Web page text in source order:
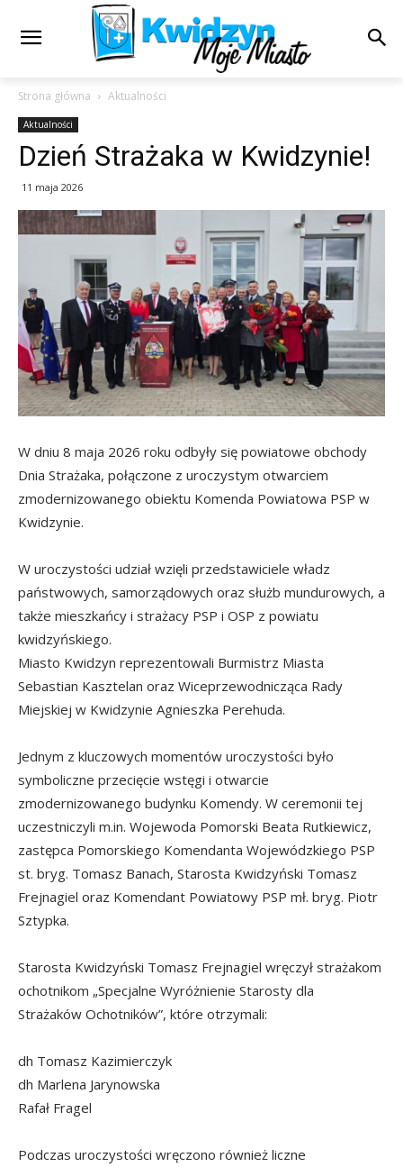
Strona główna Aktualności
Aktualności
Dzień Strażaka w Kwidzynie!
11 maja 2026
W dniu 8 maja 2026 roku odbyły się powiatowe obchody
Dnia Strażaka, połączone z uroczystym otwarciem
zmodernizowanego obiektu Komenda Powiatowa PSP w
Kwidzynie.
W uroczystości udział wzięli przedstawiciele władz
państwowych, samorządowych oraz służb mundurowych, a
także mieszkańcy i strażacy PSP i OSP z powiatu
kwidzyńskiego.
Miasto Kwidzyn reprezentowali Burmistrz Miasta
Sebastian Kasztelan oraz Wiceprzewodnicząca Rady
Miejskiej w Kwidzynie Agnieszka Perehuda.
Jednym z kluczowych momentów uroczystości było
symboliczne przecięcie wstęgi i otwarcie
zmodernizowanego budynku Komendy. W ceremonii tej
uczestniczyli m.in. Wojewoda Pomorski Beata Rutkiewicz,
zastępca Pomorskiego Komendanta Wojewódzkiego PSP
st. bryg. Tomasz Banach, Starosta Kwidzyński Tomasz
Frejnagiel oraz Komendant Powiatowy PSP mł. bryg. Piotr
Sztypka.
Starosta Kwidzyński Tomasz Frejnagiel wręczył strażakom
ochotnikom „Specjalne Wyróżnienie Starosty dla
Strażaków Ochotników”, które otrzymali:
dh Tomasz Kazimierczyk
dh Marlena Jarynowska
Rafał Fragel
Podczas uroczystości wręczono również liczne